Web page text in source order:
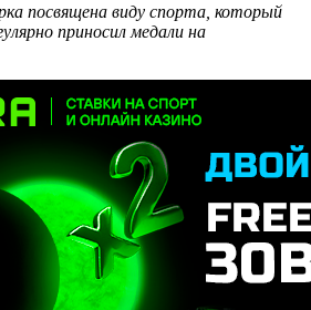
посвящена виду спорта, который
приносил медали на